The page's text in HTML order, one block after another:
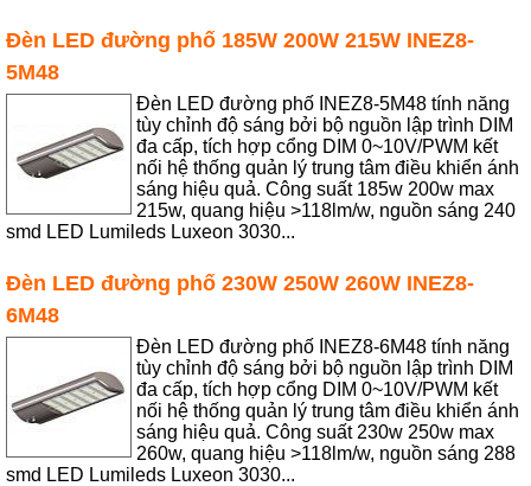
Đèn LED đường phố 185W 200W 215W INEZ8-
5M48
Đèn LED đường phố INEZ8-5M48 tính năng
tùy chỉnh độ sáng bởi bộ nguồn lập trình DIM
đa cấp, tích hợp cổng DIM 0~10V/PWM kết
nối hệ thống quản lý trung tâm điều khiển ánh
sáng hiệu quả. Công suất 185w 200w max
215w, quang hiệu >118lm/w, nguồn sáng 240
smd LED Lumileds Luxeon 3030...
Đèn LED đường phố 230W 250W 260W INEZ8-
6M48
Đèn LED đường phố INEZ8-6M48 tính năng
tùy chỉnh độ sáng bởi bộ nguồn lập trình DIM
đa cấp, tích hợp cổng DIM 0~10V/PWM kết
nối hệ thống quản lý trung tâm điều khiển ánh
sáng hiệu quả. Công suất 230w 250w max
260w, quang hiệu >118lm/w, nguồn sáng 288
smd LED Lumileds Luxeon 3030...